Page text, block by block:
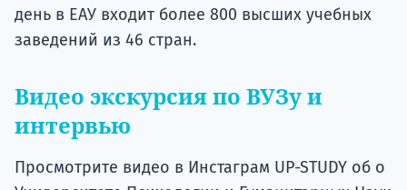
день в ЕАУ входит более 800 высших учебных
заведений из 46 стран.
Видео экскурсия по ВУЗу и
интервью
Просмотрите видео в Инстаграм UP-STUDY об о